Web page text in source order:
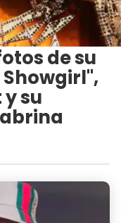
de su
Showgirl",
su